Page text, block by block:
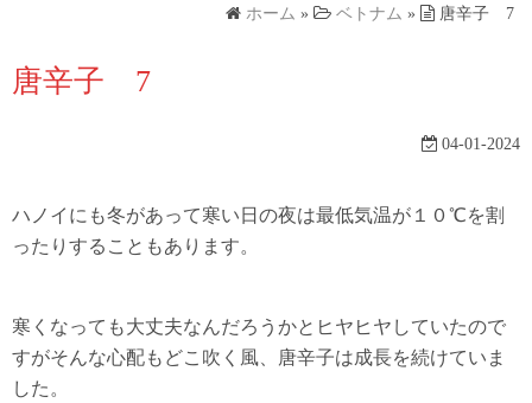
ッ
ホーム » ベトナム » 唐辛子 7
唐辛子 7
04-01-2024
ハノイにも冬があって寒い日の夜は最低気温が１０℃を割
ったりすることもあります。
寒くなっても大丈夫なんだろうかとヒヤヒヤしていたので
すがそんな心配もどこ吹く風、唐辛子は成長を続けていま
した。